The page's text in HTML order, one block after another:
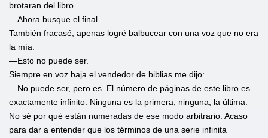
brotaran del libro.
—Ahora busque el final.
También fracasé; apenas logré balbucear con una voz que no era
la mía:
—Esto no puede ser.
Siempre en voz baja el vendedor de biblias me dijo:
—No puede ser, pero es. El número de páginas de este libro es
exactamente infinito. Ninguna es la primera; ninguna, la última.
No sé por qué están numeradas de ese modo arbitrario. Acaso
para dar a entender que los términos de una serie infinita